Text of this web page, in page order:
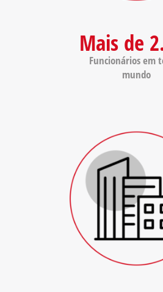
Mais de
Funcionários em
mundo